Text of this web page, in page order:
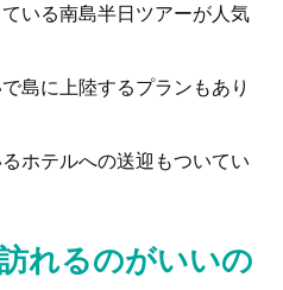
いる南島半日ツアーが人気
島に上陸するプランもあり
ホテルへの送迎もついてい
れるのがいいの